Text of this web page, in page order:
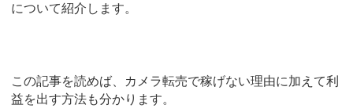
について紹介します。
この記事を読めば、カメラ転売で稼げない理由に加えて利
益を出す方法も分かります。